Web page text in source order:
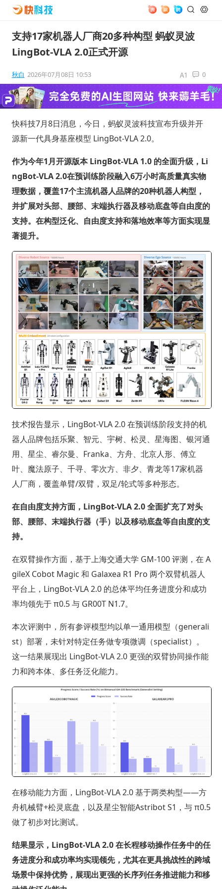
支持17家机器人厂商20多种构型 蚂蚁灵波
LingBot-VLA 2.0正式开源
秋白 2026年07月08日 10:53 0
快科技7月8日消息，今日，蚂蚁灵波科技宣布升级并开
源新一代具身基座模型 LingBot-VLA 2.0。
作为今年1月开源版本 LingBot-VLA 1.0 的全面升级，Li
ngBot-VLA 2.0在预训练阶段融入6万小时高质量真实物
理数据，覆盖17个主流机器人品牌的20种机器人构型，
并扩展对头部、腰部、末端执行器及移动底盘等自由度的
支持。在构型泛化、自由度支持和落地效率等方面实现显
著提升。
技术报告显示，LingBot-VLA 2.0 在预训练阶段支持的机
器人品牌包括乐聚、智元、宇树、松灵、星海图、银河通
用、星尘、睿尔曼、Franka、方舟、北京人形、傅立
叶、魔法原子、千寻、零次方、非夕、青龙等17家机器
人厂商，覆盖单臂/双臂，双足/轮式等多种形态。
在自由度支持方面，LingBot-VLA 2.0 全面扩充了对头
部、腰部、末端执行器（手）以及移动底盘等自由度的支
持。
在双臂操作方面，基于上海交通大学 GM-100 评测，在 A
gileX Cobot Magic 和 Galaxea R1 Pro 两个双臂机器人
平台上，LingBot-VLA 2.0 的总体平均任务进度分和成功
率均领先于 π0.5 与 GR00T N1.7。
本次评测中，所有参评模型均以单一通用模型（generali
st）部署，未针对特定任务做专项微调（specialist）。
这一结果展现出 LingBot-VLA 2.0 更强的双臂协同操作能
力和跨本体、多任务泛化能力。
在移动能力方面，LingBot-VLA 2.0 基于两类构型——方
舟机械臂+松灵底盘，以及星尘智能Astribot S1，与 π0.5
做了初步对比测试。
结果显示，LingBot-VLA 2.0 在长程移动操作任务中的任
务进度分和成功率均实现领先，尤其在更具挑战性的跨域
场景中保持优势，展现出更强的长序列任务推进能力和移